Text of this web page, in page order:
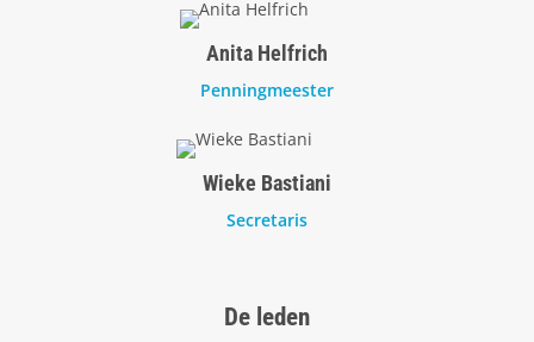
Anita Helfrich
Penningmeester
Wieke Bastiani
Secretaris
De leden